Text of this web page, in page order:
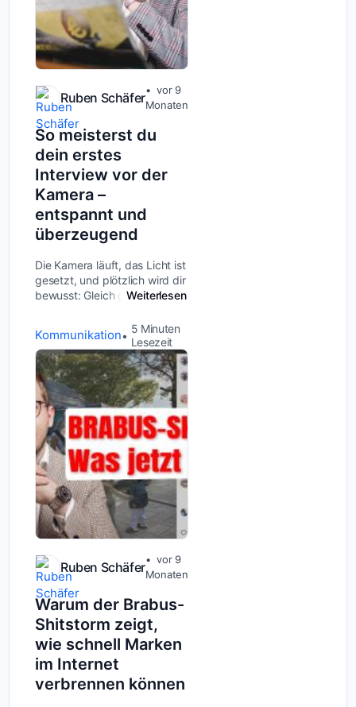
Ruben Schäfer
vor 9
Monaten
So meisterst du
dein erstes
Interview vor der
Kamera –
entspannt und
überzeugend
Die Kamera läuft, das Licht ist
gesetzt, und plötzlich wird dir
bewusst: Gleich geht&#039;s
steht an, und die Aufregung
steigt. Keine Sorge – das geht
vielen so! Doch mit de...
Weiterlesen
Kommunikation 5 Minuten
Lesezeit
Ruben Schäfer
vor 9
Monaten
Warum der Brabus-
Shitstorm zeigt,
wie schnell Marken
im Internet
verbrennen können